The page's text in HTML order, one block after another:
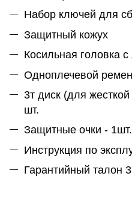
Набор ключей для
Защитный кожух
Косильная головка с
Одноплечевой
3т диск (для
шт.
Защитные очки -
Инструкция по
Гарантийный талон